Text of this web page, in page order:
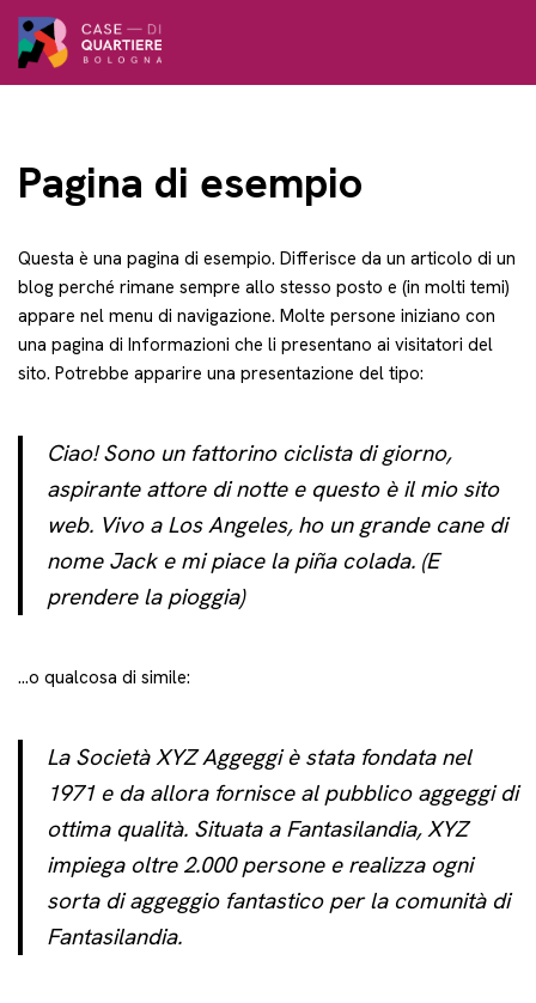
Vai
Pagina di esempio
Questa è una pagina di esempio. Differisce da un articolo di un
blog perché rimane sempre allo stesso posto e (in molti temi)
appare nel menu di navigazione. Molte persone iniziano con
una pagina di Informazioni che li presentano ai visitatori del
sito. Potrebbe apparire una presentazione del tipo:
Ciao! Sono un fattorino ciclista di giorno,
aspirante attore di notte e questo è il mio sito
web. Vivo a Los Angeles, ho un grande cane di
nome Jack e mi piace la piña colada. (E
prendere la pioggia)
…o qualcosa di simile:
La Società XYZ Aggeggi è stata fondata nel
1971 e da allora fornisce al pubblico aggeggi di
ottima qualità. Situata a Fantasilandia, XYZ
impiega oltre 2.000 persone e realizza ogni
sorta di aggeggio fantastico per la comunità di
Fantasilandia.